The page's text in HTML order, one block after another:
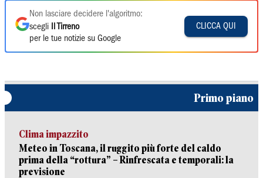
Non lasciare decidere l'algoritmo:
scegli
Il Tirreno
per le tue notizie su Google
CLICCA QUI
Primo piano
Clima impazzito
Meteo in Toscana, il ruggito più forte del caldo
prima della “rottura” – Rinfrescata e temporali: la
previsione